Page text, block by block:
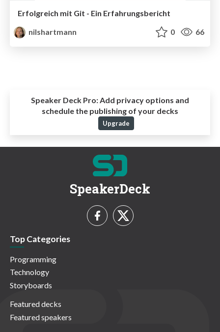
Erfolgreich mit Git - Ein Erfahrungsbericht
nilshartmann
0 66
Speaker Deck Pro:Add privacy options and
schedule the publishing of your decks
Upgrade
SpeakerDeck
Top Categories
Programming
Technology
Storyboards
Featured decks
Featured speakers